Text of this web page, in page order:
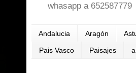
whasapp a 652587779
Andalucia Aragón
Pais Vasco Paisajes